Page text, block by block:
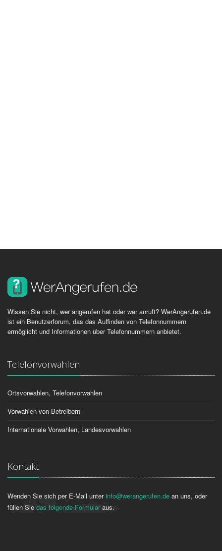
Wissen Sie nicht, wer angerufen hat oder wer anruft? WerAngerufen.de
ist ein Benutzerforum, das das Auffinden von Telefonnummern
ermöglicht und Informationen über Telefonnummern anbietet.
Telefonvorwahlen
Ortsvorwahlen, Telefonvorwahlen
Vorwahlen von Betreibern
Internationale Vorwahlen, Landesvorwahlen
Kontakt
Wenden Sie sich per E-Mail unterinfo@werangerufen.de an uns, oder
füllen Sie das folgende Formularaus.